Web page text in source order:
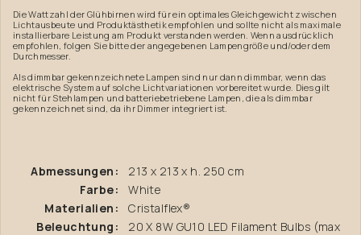
Die Wattzahl der Glühbirnen wird für ein optimales Gleichgewicht zwischen
Lichtausbeute und Produktästhetik empfohlen und sollte nicht als maximale
installierbare Leistung am Produkt verstanden werden. Wenn ausdrücklich
empfohlen, folgen Sie bitte der angegebenen Lampengröße und/oder dem
Durchmesser.
Als dimmbar gekennzeichnete Lampen sind nur dann dimmbar, wenn das
elektrische System auf solche Lichtvariationen vorbereitet wurde. Dies gilt
nicht für Stehlampen und batteriebetriebene Lampen, die als dimmbar
gekennzeichnet sind, da ihr Dimmer integriert ist.
Abmessungen:
213 x 213 x h. 250 cm
Farbe:
White
Materialien:
Cristalflex®
Beleuchtung:
20 X 8W GU10 LED Filament Bulbs (max